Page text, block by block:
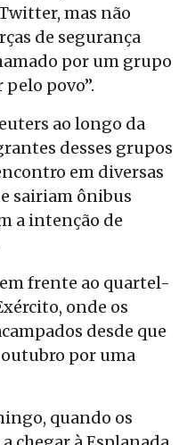
mas não
de segurança
por um grupo
pelo povo”.
ao longo da
desses grupos
em diversas
sairiam ônibus
a intenção de
frente ao quartel-
onde os
desde que
outubro por uma
quando os